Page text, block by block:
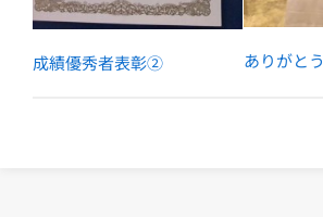
成績優秀者表彰② ありがとう